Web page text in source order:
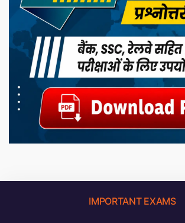
IMPORTANT EXAMS